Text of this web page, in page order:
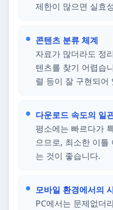
제한이 많으면 실효
콘텐츠 분류 체계
자료가 많더라도 정
텐츠를 찾기 어렵습
렬 등이 잘 구현되어
다운로드 속도의 일
평소에는 빠르다가
으므로, 최소한 이틀
는 것이 좋습니다.
모바일 환경에서의
PC에서는 문제없더